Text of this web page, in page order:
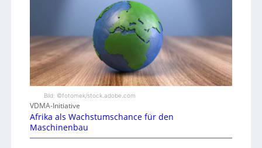
Bild: ©fotomek/stock.adobe.com
VDMA-Initiative
Afrika als Wachstumschance für den
Maschinenbau